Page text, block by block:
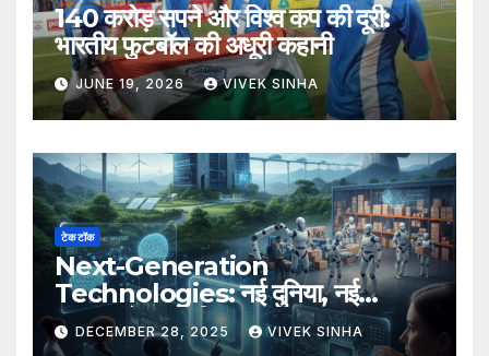
140 करोड़ सपने और विश्व कप की दूरी:
भारतीय फुटबॉल की अधूरी कहानी
JUNE 19, 2026 VIVEK SINHA
टेक टॉक
Next-Generation
Technologies: नई दुनिया, नई
संभावनाएँ, नया भविष्य
DECEMBER 28, 2025 VIVEK SINHA